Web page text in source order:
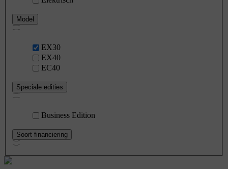
Model
EX30
EX40
EC40
Speciale edities
Business Edition
Soort financiering